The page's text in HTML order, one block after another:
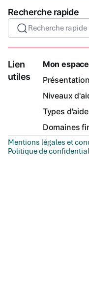
Recherche rapide
Recherche rapide
Lien
utiles
Mon
Niveaux
Types
Domaines
Mentions légales et
Politique de